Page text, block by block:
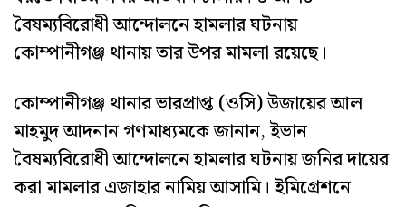
বৈষম্যবিরোধী আন্দোলনে হামলার ঘটনায়
কোম্পানীগঞ্জ থানায় তার উপর মামলা রয়েছে।
কোম্পানীগঞ্জ থানার ভারপ্রাপ্ত (ওসি) উজায়ের আল
মাহমুদ আদনান গণমাধ্যমকে জানান, ইভান
বৈষম্যবিরোধী আন্দোলনে হামলার ঘটনায় জনির দায়ের
করা মামলার এজাহার নামিয় আসামি। ইমিগ্রেশনে